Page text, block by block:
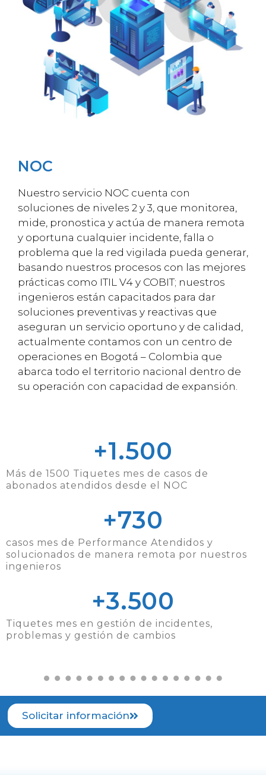
NOC
Nuestro servicio NOC cuenta con
soluciones de niveles 2 y 3, que monitorea,
mide, pronostica y actúa de manera remota
y oportuna cualquier incidente, falla o
problema que la red vigilada pueda generar,
basando nuestros procesos con las mejores
prácticas como ITIL V4 y COBIT; nuestros
ingenieros están capacitados para dar
soluciones preventivas y reactivas que
aseguran un servicio oportuno y de calidad,
actualmente contamos con un centro de
operaciones en Bogotá – Colombia que
abarca todo el territorio nacional dentro de
su operación con capacidad de expansión.
Más de 1500 Tiquetes mes de casos de
abonados atendidos desde el NOC
+1.500
casos mes de Performance Atendidos y
solucionados de manera remota por nuestros
ingenieros
+730
Tiquetes mes en gestión de incidentes,
problemas y gestión de cambios
+3.500
Solicitar información